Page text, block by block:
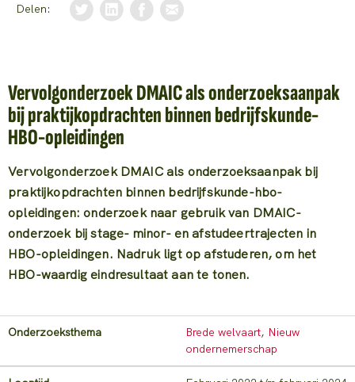
Delen:
Vervolgonderzoek DMAIC als onderzoeksaanpak
bij praktijkopdrachten binnen bedrijfskunde-
HBO-opleidingen
Vervolgonderzoek DMAIC als onderzoeksaanpak bij
praktijkopdrachten binnen bedrijfskunde-hbo-
opleidingen: onderzoek naar gebruik van DMAIC-
onderzoek bij stage- minor- en afstudeertrajecten in
HBO-opleidingen. Nadruk ligt op afstuderen, om het
HBO-waardig eindresultaat aan te tonen.
Onderzoeksthema Brede welvaart, Nieuw
ondernemerschap